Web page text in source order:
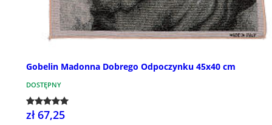
Gobelin Madonna Dobrego Odpoczynku 45x40 cm
DOSTĘPNY
zł 67,25